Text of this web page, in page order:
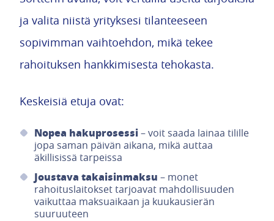
ja valita niistä yrityksesi tilanteeseen
sopivimman vaihtoehdon, mikä tekee
rahoituksen hankkimisesta tehokasta.
Keskeisiä etuja ovat:
Nopea hakuprosessi– voit saada lainaa tilille
jopa saman päivän aikana, mikä auttaa
äkillisissä tarpeissa
Joustava takaisinmaksu – monet
rahoituslaitokset tarjoavat mahdollisuuden
vaikuttaa maksuaikaan ja kuukausierän
suuruuteen